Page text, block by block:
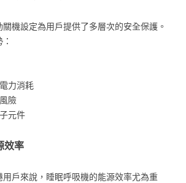
機設定為用戶提供了多層次的安全保護。
力消耗
險
元件
效率
戶來說，睡眠呼吸機的能源效率尤為重